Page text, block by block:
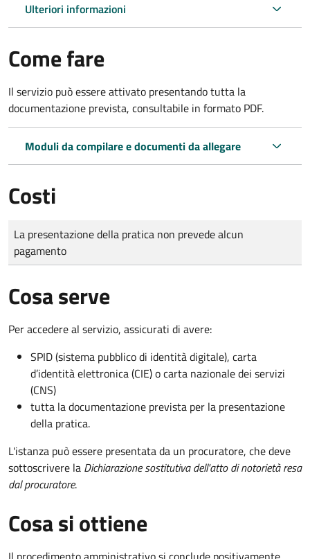
Ulteriori informazioni
Come fare
Il servizio può essere attivato presentando tutta la
documentazione prevista, consultabile in formato PDF.
Moduli da compilare e documenti da allegare
Costi
Tipo di pagamento
Importo
La presentazione della pratica non prevede alcun
pagamento
Cosa serve
Per accedere al servizio, assicurati di avere:
SPID (sistema pubblico di identità digitale), carta
d’identità elettronica (CIE) o carta nazionale dei servizi
(CNS)
tutta la documentazione prevista per la presentazione
della pratica.
L'istanza può essere presentata da un procuratore, che deve
sottoscrivere la Dichiarazione sostitutiva dell'atto di notorietà resa
dal procuratore.
Cosa si ottiene